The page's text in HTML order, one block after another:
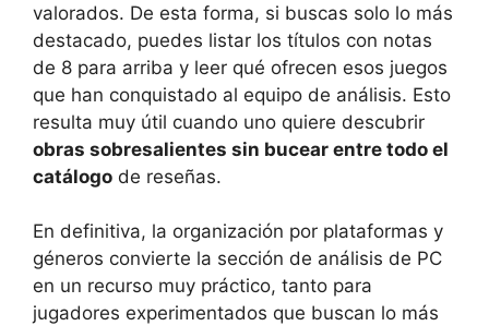
valorados. De esta forma, si buscas solo lo más
destacado, puedes listar los títulos con notas
de 8 para arriba y leer qué ofrecen esos juegos
que han conquistado al equipo de análisis. Esto
resulta muy útil cuando uno quiere descubrir
obras sobresalientes sin bucear entre todo el
catálogo de reseñas.
En definitiva, la organización por plataformas y
géneros convierte la sección de análisis de PC
en un recurso muy práctico, tanto para
jugadores experimentados que buscan lo más